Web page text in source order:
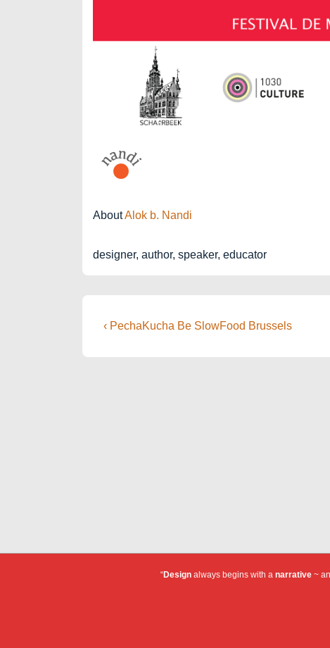
AboutAlok b. Nandi
designer, author, speaker, educator
Post
Previous
‹ PechaKucha Be SlowFood Brussels
“Designalways begins with a narrative~